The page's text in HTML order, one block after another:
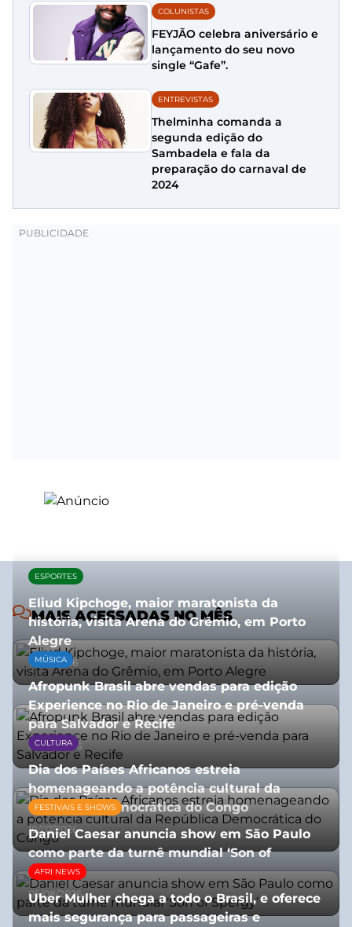
COLUNISTAS
FEYJÃO celebra aniversário e
lançamento do seu novo
single “Gafe”.
ENTREVISTAS
Thelminha comanda a
segunda edição do
Sambadela e fala da
preparação do carnaval de
2024
MAIS ACESSADAS NO MÊS
ESPORTES
Eliud Kipchoge, maior maratonista da
história, visita Arena do Grêmio, em Porto
Alegre
10/07/2026
MÚSICA
Afropunk Brasil abre vendas para edição
Experience no Rio de Janeiro e pré-venda
para Salvador e Recife
03/08/2026
CULTURA
Dia dos Países Africanos estreia
homenageando a potência cultural da
República Democrática do Congo
10/07/2026
FESTIVAIS E SHOWS
Daniel Caesar anuncia show em São Paulo
como parte da turnê mundial ‘Son of
Spergy’
05/08/2026
AFRI NEWS
Uber Mulher chega a todo o Brasil, e oferece
mais segurança para passageiras e